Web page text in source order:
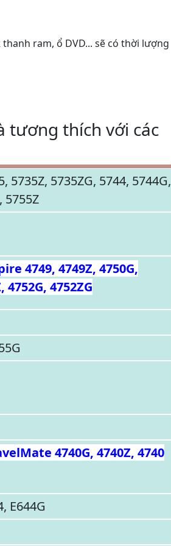
ram, ổ DVD... sẽ có thời lượng
tương thích với các
5735Z, 5735ZG, 5744, 5744G,
5755Z
4749, 4749Z, 4750G,
4752G, 4752ZG
4740G, 4740Z, 4740
E644G